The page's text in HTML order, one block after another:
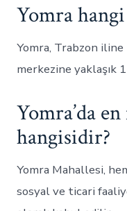
Yomra hangi
Yomra, Trabzon
merkezine yaklaşık
Yomra’da
hangisidir?
Yomra Mahallesi,
sosyal ve ticari